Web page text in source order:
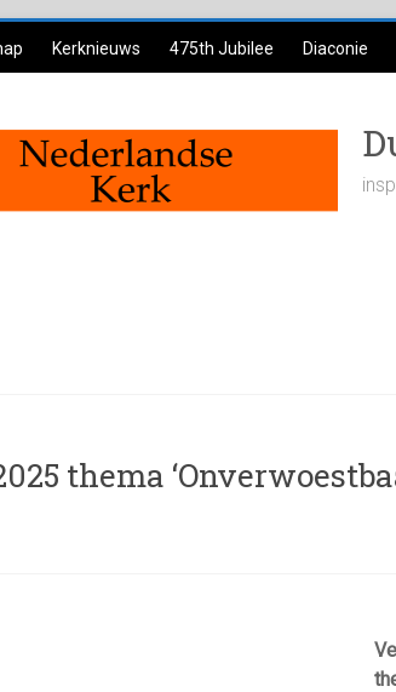
Kerknieuws 475th Jubilee Diaconie
thema